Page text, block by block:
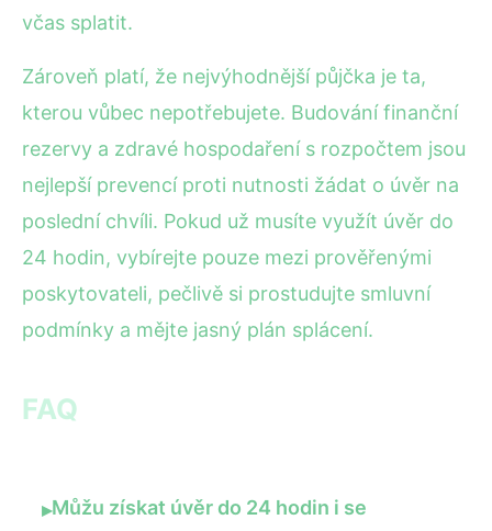
včas splatit.
Zároveň platí, že nejvýhodnější půjčka je ta,
kterou vůbec nepotřebujete. Budování finanční
rezervy a zdravé hospodaření s rozpočtem jsou
nejlepší prevencí proti nutnosti žádat o úvěr na
poslední chvíli. Pokud už musíte využít úvěr do
24 hodin, vybírejte pouze mezi prověřenými
poskytovateli, pečlivě si prostudujte smluvní
podmínky a mějte jasný plán splácení.
FAQ
▸Můžu získat úvěr do 24 hodin i se